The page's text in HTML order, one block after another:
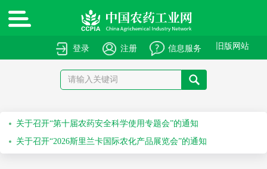
旧版网站
信息服务
注册
登录
绿色高质量农药产品报送指南
关于申报绿色高质量农药产品的通知
关于召开“第十届农药安全科学使用专题会”的通知
关于召开“2026斯里兰卡国际农化产品展览会”的通知